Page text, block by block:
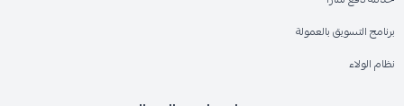
برنامج التسويق بالعمولة
نظام الولاء